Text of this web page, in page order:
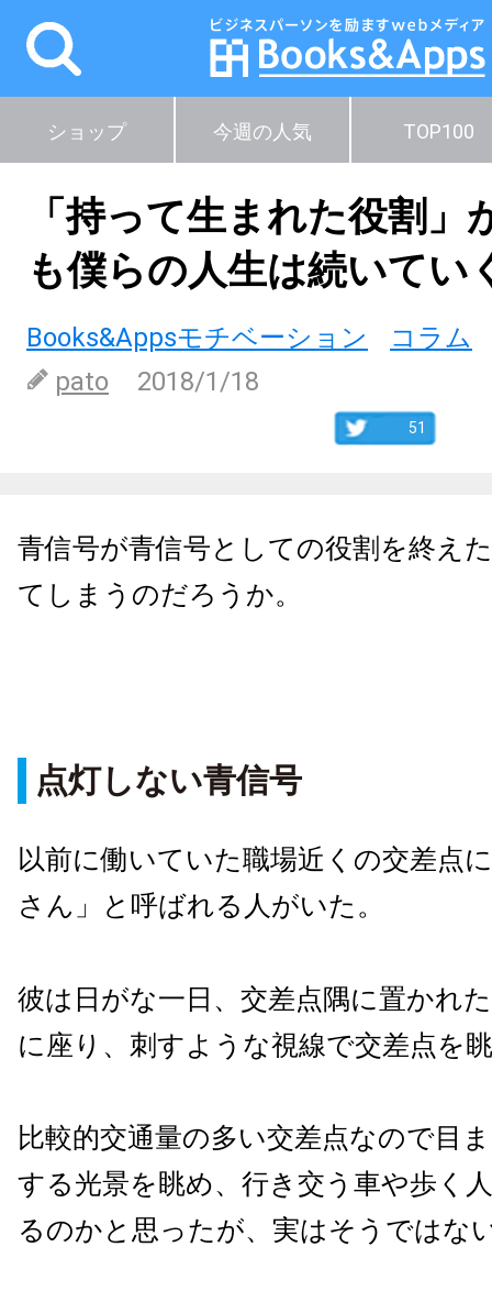
ショップ 今週の人気 TOP100
「持って生まれた役割」
も僕らの人生は続いてい
Books&Appsモチベーション
コラム
pato
2018/1/18
51
青信号が青信号としての役割を終え
てしまうのだろうか。
点灯しない青信号
以前に働いていた職場近くの交差点
さん」と呼ばれる人がいた。
彼は日がな一日、交差点隅に置かれ
に座り、刺すような視線で交差点を
比較的交通量の多い交差点なので目
する光景を眺め、行き交う車や歩く
るのかと思ったが、実はそうではな